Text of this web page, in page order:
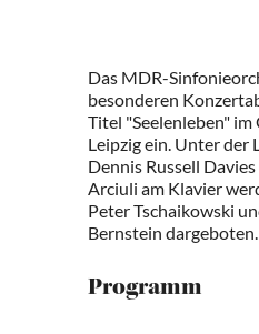
Das MDR-
besonderen
Titel "Seelenleben" im
Leipzig ein. Unter der
Dennis Russell
Arciuli am Klavier
Peter Tschaikowski
Bernstein dargeboten.
Programm